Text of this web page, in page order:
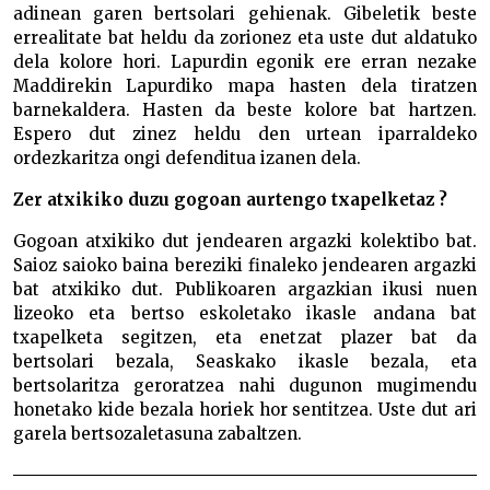
adinean garen bertsolari gehienak. Gibeletik beste
errealitate bat heldu da zorionez eta uste dut aldatuko
dela kolore hori. Lapurdin egonik ere erran nezake
Maddirekin Lapurdiko mapa hasten dela tiratzen
barnekaldera. Hasten da beste kolore bat hartzen.
Espero dut zinez heldu den urtean iparraldeko
ordezkaritza ongi defenditua izanen dela.
Zer atxikiko duzu gogoan aurtengo txapelketaz ?
Gogoan atxikiko dut jendearen argazki kolektibo bat.
Saioz saioko baina bereziki finaleko jendearen argazki
bat atxikiko dut. Publikoaren argazkian ikusi nuen
lizeoko eta bertso eskoletako ikasle andana bat
txapelketa segitzen, eta enetzat plazer bat da
bertsolari bezala, Seaskako ikasle bezala, eta
bertsolaritza geroratzea nahi dugunon mugimendu
honetako kide bezala horiek hor sentitzea. Uste dut ari
garela bertsozaletasuna zabaltzen.